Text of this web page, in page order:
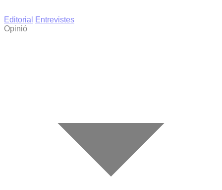
Editorial
Entrevistes
Opinió